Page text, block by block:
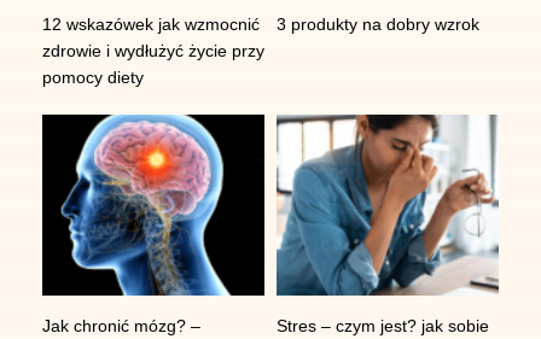
Pn-Pt 8:00-19:00 | Sb 9:00-14:00
12 wskazówek jak wzmocnić
zdrowie i wydłużyć życie przy
pomocy diety
3 produkty na dobry wzrok
Jak chronić mózg? –
Stres – czym jest? jak sobie